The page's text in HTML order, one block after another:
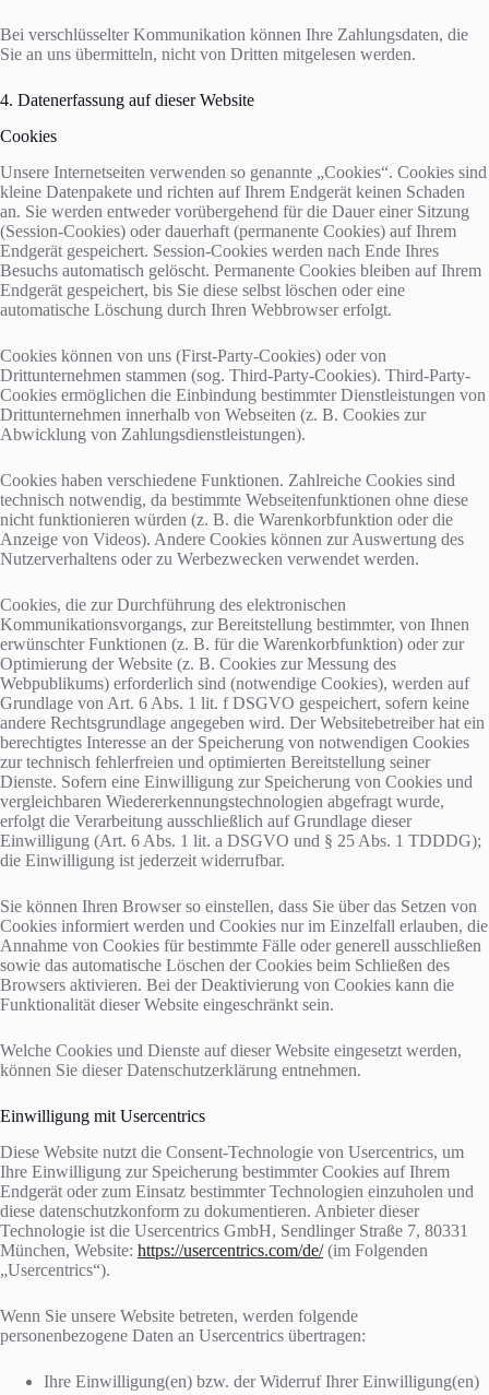
Bei verschlüsselter Kommunikation können Ihre Zahlungsdaten, die
Sie an uns übermitteln, nicht von Dritten mitgelesen werden.
4. Datenerfassung auf dieser Website
Cookies
Unsere Internetseiten verwenden so genannte „Cookies“. Cookies sind
kleine Datenpakete und richten auf Ihrem Endgerät keinen Schaden
an. Sie werden entweder vorübergehend für die Dauer einer Sitzung
(Session-Cookies) oder dauerhaft (permanente Cookies) auf Ihrem
Endgerät gespeichert. Session-Cookies werden nach Ende Ihres
Besuchs automatisch gelöscht. Permanente Cookies bleiben auf Ihrem
Endgerät gespeichert, bis Sie diese selbst löschen oder eine
automatische Löschung durch Ihren Webbrowser erfolgt.
Cookies können von uns (First-Party-Cookies) oder von
Drittunternehmen stammen (sog. Third-Party-Cookies). Third-Party-
Cookies ermöglichen die Einbindung bestimmter Dienstleistungen von
Drittunternehmen innerhalb von Webseiten (z. B. Cookies zur
Abwicklung von Zahlungsdienstleistungen).
Cookies haben verschiedene Funktionen. Zahlreiche Cookies sind
technisch notwendig, da bestimmte Webseitenfunktionen ohne diese
nicht funktionieren würden (z. B. die Warenkorbfunktion oder die
Anzeige von Videos). Andere Cookies können zur Auswertung des
Nutzerverhaltens oder zu Werbezwecken verwendet werden.
Cookies, die zur Durchführung des elektronischen
Kommunikationsvorgangs, zur Bereitstellung bestimmter, von Ihnen
erwünschter Funktionen (z. B. für die Warenkorbfunktion) oder zur
Optimierung der Website (z. B. Cookies zur Messung des
Webpublikums) erforderlich sind (notwendige Cookies), werden auf
Grundlage von Art. 6 Abs. 1 lit. f DSGVO gespeichert, sofern keine
andere Rechtsgrundlage angegeben wird. Der Websitebetreiber hat ein
berechtigtes Interesse an der Speicherung von notwendigen Cookies
zur technisch fehlerfreien und optimierten Bereitstellung seiner
Dienste. Sofern eine Einwilligung zur Speicherung von Cookies und
vergleichbaren Wiedererkennungstechnologien abgefragt wurde,
erfolgt die Verarbeitung ausschließlich auf Grundlage dieser
Einwilligung (Art. 6 Abs. 1 lit. a DSGVO und § 25 Abs. 1 TDDDG);
die Einwilligung ist jederzeit widerrufbar.
Sie können Ihren Browser so einstellen, dass Sie über das Setzen von
Cookies informiert werden und Cookies nur im Einzelfall erlauben, die
Annahme von Cookies für bestimmte Fälle oder generell ausschließen
sowie das automatische Löschen der Cookies beim Schließen des
Browsers aktivieren. Bei der Deaktivierung von Cookies kann die
Funktionalität dieser Website eingeschränkt sein.
Welche Cookies und Dienste auf dieser Website eingesetzt werden,
können Sie dieser Datenschutzerklärung entnehmen.
Einwilligung mit Usercentrics
Diese Website nutzt die Consent-Technologie von Usercentrics, um
Ihre Einwilligung zur Speicherung bestimmter Cookies auf Ihrem
Endgerät oder zum Einsatz bestimmter Technologien einzuholen und
diese datenschutzkonform zu dokumentieren. Anbieter dieser
Technologie ist die Usercentrics GmbH, Sendlinger Straße 7, 80331
München, Website: https://usercentrics.com/de/(im Folgenden
„Usercentrics“).
Wenn Sie unsere Website betreten, werden folgende
personenbezogene Daten an Usercentrics übertragen:
Ihre Einwilligung(en) bzw. der Widerruf Ihrer Einwilligung(en)